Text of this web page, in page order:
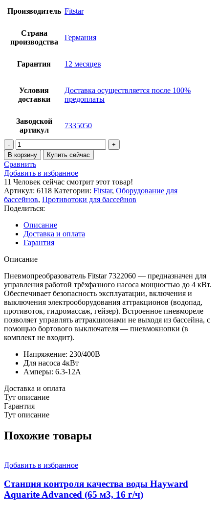
Производитель Fitstar
Страна
производства
Германия
Гарантия 12 месяцев
Условия
доставки
Доставка осуществляется после 100%
предоплаты
Заводской
артикул
7335050
Количество
товара
Блок
управления
Fitstar
7335050
для
пневмокнопки
4,0
кВт,
400
В,
6,3-
10
плавный
пуск
В корзину Купить сейчас
Сравнить
Добавить в избранное
11 Человек сейчас смотрит этот товар!
Артикул: 6118 Категории: Fitstar, Оборудование для
бассейнов, Противотоки для бассейнов
Поделиться:
Описание
Доставка и оплата
Гарантия
Описание
Пневмопреобразователь Fitstar 7322060 — предназначен для
управления работой трёхфазного насоса мощностью до 4 кВт.
Обеспечивает безопасность эксплуатации, включения и
выключения электрооборудования аттракционов (водопад,
противоток, гидромассаж, гейзер). Встроенное пневмореле
позволяет управлять аттракционами не выходя из бассейна, с
помощью бортового выключателя — пневмокнопки (в
комплект не входит).
Напряжение: 230/400В
Для насоса 4кВт
Амперы: 6.3-12А
Доставка и оплата
Тут описание
Гарантия
Тут описание
Похожие товары
Добавить в избранное
Станция контроля качества воды Hayward
Aquarite Advanced (65 м3, 16 г/ч)